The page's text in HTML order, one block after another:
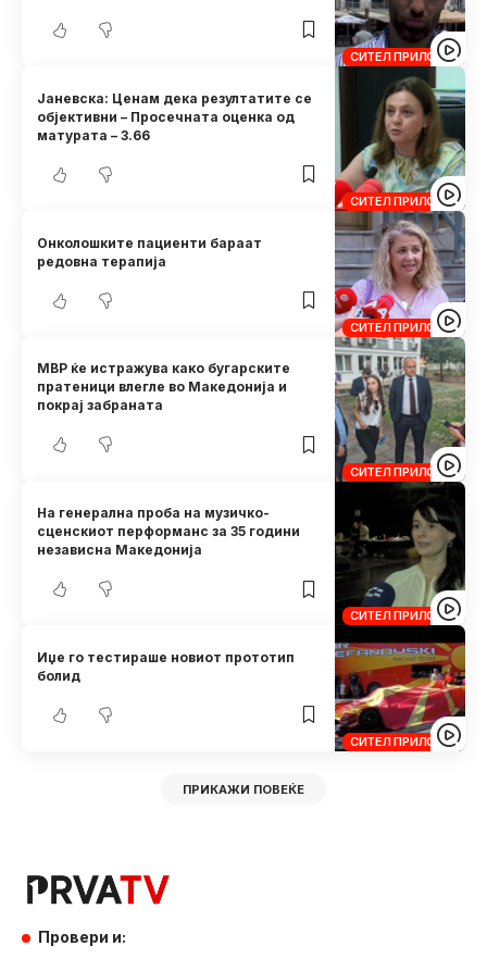
СИТЕЛ ПРИЛОЗИ
СИТЕЛ ПРИЛОЗИ
Јаневска: Ценам дека резултатите се
објективни – Просечната оценка од
матурата – 3.66
СИТЕЛ ПРИЛОЗИ
Онколошките пациенти бараат
редовна терапија
СИТЕЛ ПРИЛОЗИ
МВР ќе истражува како бугарските
пратеници влегле во Македонија и
покрај забраната
СИТЕЛ ПРИЛОЗИ
На генерална проба на музичко-
сценскиот перформанс за 35 години
независна Македонија
СИТЕЛ ПРИЛОЗИ
Иџе го тестираше новиот прототип
болид
ПРИКАЖИ ПОВЕЌЕ
Провери и: